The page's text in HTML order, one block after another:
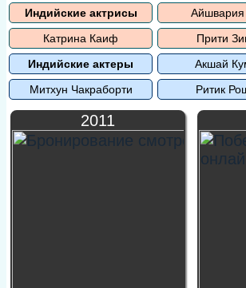
Индийские актрисы
Катрина Каиф
Прити
Индийские актеры
Акшай
Митхун Чакраборти
Ритик
2011